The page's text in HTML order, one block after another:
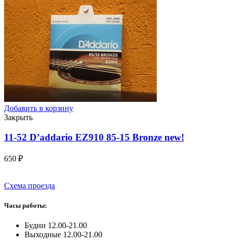
Добавить в корзину
Закрыть
11-52 D’addario EZ910 85-15 Bronze new!
650 ₽
Схема проезда
Часы работы:
Будни 12.00-21.00
Выходные 12.00-21.00